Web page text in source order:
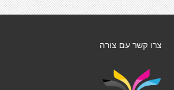
צרו קשר עם צורה